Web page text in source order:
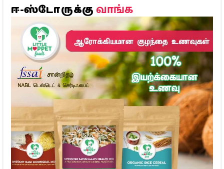
ஈ-ஸ்டோருக்குவாங்க